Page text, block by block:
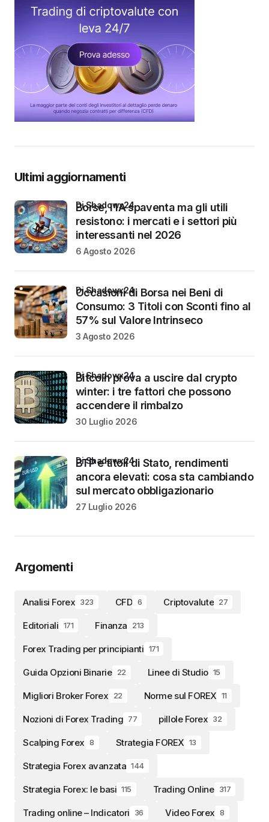
Ultimi aggiornamenti
Borse, l’IA spaventa ma gli utili
resistono: i mercati e i settori più
interessanti nel 2026
di Shadowx24
6 Agosto 2026
Occasioni di Borsa nei Beni di
Consumo: 3 Titoli con Sconti fino al
57% sul Valore Intrinseco
di Shadowx24
3 Agosto 2026
Bitcoin prova a uscire dal crypto
winter: i tre fattori che possono
accendere il rimbalzo
di Shadowx24
30 Luglio 2026
BTP e titoli di Stato, rendimenti
ancora elevati: cosa sta cambiando
sul mercato obbligazionario
di Shadowx24
27 Luglio 2026
Argomenti
Analisi Forex 323 CFD 6 Criptovalute 27
Editoriali 171 Finanza 213
Forex Trading per principianti 171
Guida Opzioni Binarie 22 Linee di Studio 15
Migliori Broker Forex 22 Norme sul FOREX 11
Nozioni di Forex Trading 77 pillole Forex 32
Scalping Forex 8 Strategia FOREX 13
Strategia Forex avanzata 144
Strategia Forex: le basi 115 Trading Online 317
Trading online – Indicatori 36 Video Forex 8